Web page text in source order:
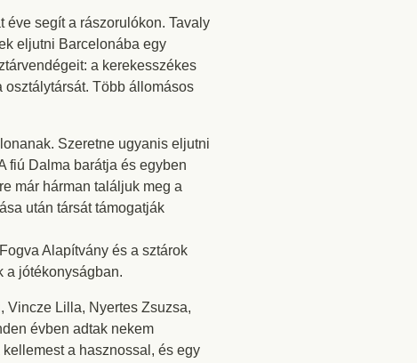
éve segít a rászorulókon. Tavaly
eljutni Barcelonába egy
a kerekesszékes
Több állomásos
Szeretne ugyanis eljutni
fiú Dalma barátja és egyben
már hárman találjuk meg a
után társát támogatják
Alapítvány és a sztárok
a jótékonyságban.
Vincze Lilla, Nyertes Zsuzsa,
évben adtak nekem
a hasznossal, és egy